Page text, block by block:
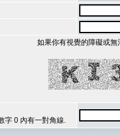
如果你有視覺的障礙或
字 0 內有一對角線.